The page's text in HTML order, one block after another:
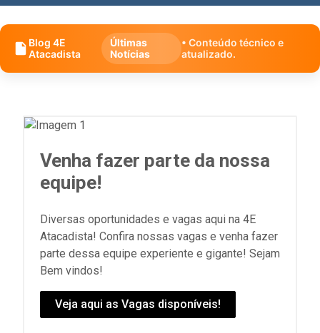
Blog 4E
Atacadista
Últimas
Notícias
• Conteúdo técnico e
atualizado.
Venha fazer parte da nossa
equipe!
Diversas oportunidades e vagas aqui na 4E
Atacadista! Confira nossas vagas e venha fazer
parte dessa equipe experiente e gigante! Sejam
Bem vindos!
Veja aqui as Vagas disponíveis!